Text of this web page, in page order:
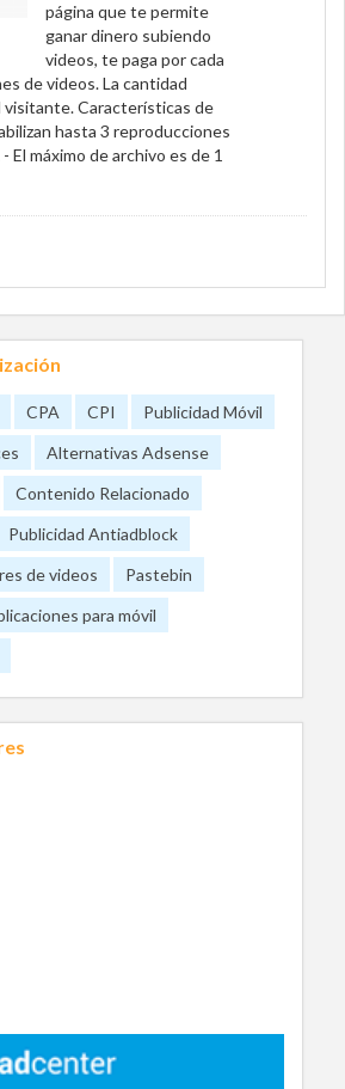
página que te permite
ganar dinero subiendo
videos, te paga por cada
de videos. La cantidad
visitante. Características de
hasta 3 reproducciones
El máximo de archivo es de 1
CPA CPI
Publicidad Móvil
Alternativas Adsense
Contenido Relacionado
Publicidad Antiadblock
de videos
Pastebin
para móvil